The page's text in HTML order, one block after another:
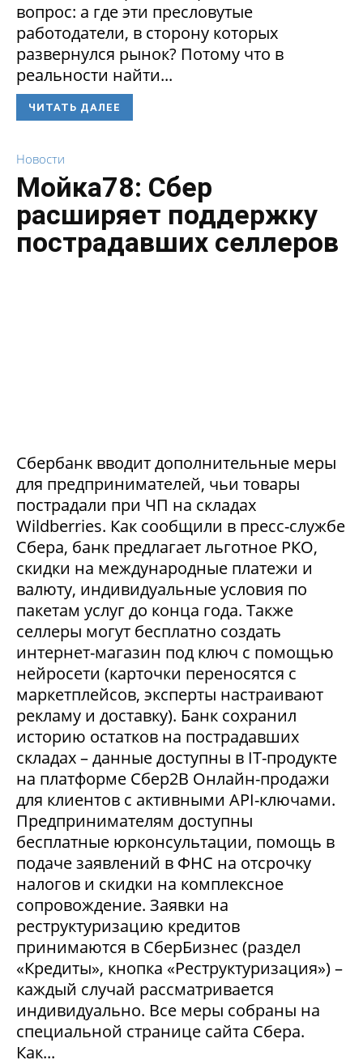
вопрос: а где эти пресловутые
работодатели, в сторону которых
развернулся рынок? Потому что в
реальности найти...
ЧИТАТЬ ДАЛЕЕ
Новости
Мойка78: Сбер
расширяет поддержку
пострадавших селлеров
Сбербанк вводит дополнительные меры
для предпринимателей, чьи товары
пострадали при ЧП на складах
Wildberries. Как сообщили в пресс-службе
Сбера, банк предлагает льготное РКО,
скидки на международные платежи и
валюту, индивидуальные условия по
пакетам услуг до конца года. Также
селлеры могут бесплатно создать
интернет-магазин под ключ с помощью
нейросети (карточки переносятся с
маркетплейсов, эксперты настраивают
рекламу и доставку). Банк сохранил
историю остатков на пострадавших
складах – данные доступны в IT-продукте
на платформе Сбер2В Онлайн-продажи
для клиентов с активными API-ключами.
Предпринимателям доступны
бесплатные юрконсультации, помощь в
подаче заявлений в ФНС на отсрочку
налогов и скидки на комплексное
сопровождение. Заявки на
реструктуризацию кредитов
принимаются в СберБизнес (раздел
«Кредиты», кнопка «Реструктуризация») –
каждый случай рассматривается
индивидуально. Все меры собраны на
специальной странице сайта Сбера.
Как...